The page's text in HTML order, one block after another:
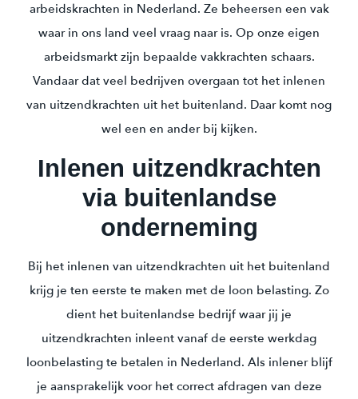
arbeidskrachten in Nederland. Ze beheersen een vak
waar in ons land veel vraag naar is. Op onze eigen
arbeidsmarkt zijn bepaalde vakkrachten schaars.
Vandaar dat veel bedrijven overgaan tot het inlenen
van uitzendkrachten uit het buitenland. Daar komt nog
wel een en ander bij kijken.
Inlenen uitzendkrachten
via buitenlandse
onderneming
Bij het inlenen van uitzendkrachten uit het buitenland
krijg je ten eerste te maken met de loon belasting. Zo
dient het buitenlandse bedrijf waar jij je
uitzendkrachten inleent vanaf de eerste werkdag
loonbelasting te betalen in Nederland. Als inlener blijf
je aansprakelijk voor het correct afdragen van deze